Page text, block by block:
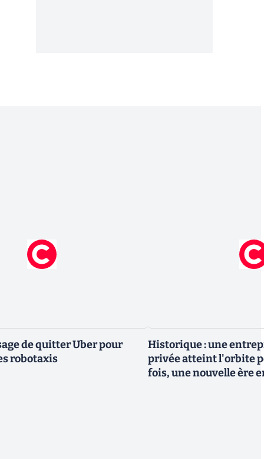
de quitter Uber pour
robotaxis
Historique : une
privée atteint l'orbite
fois, une nouvelle ère